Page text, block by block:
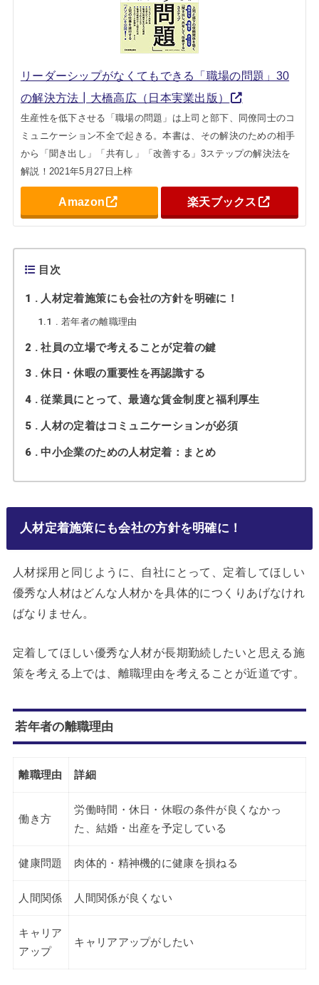
リーダーシップがなくてもできる「職場の問題」30
の解決方法┃大橋高広（日本実業出版）
生産性を低下させる「職場の問題」は上司と部下、同僚同士のコ
ミュニケーション不全で起きる。本書は、その解決のための相手
から「聞き出し」「共有し」「改善する」3ステップの解決法を
解説！2021年5月27日上梓
Amazon 楽天ブックス
目次
1 人材定着施策にも会社の方針を明確に！
1.1 若年者の離職理由
2 社員の立場で考えることが定着の鍵
3 休日・休暇の重要性を再認識する
4 従業員にとって、最適な賃金制度と福利厚生
5 人材の定着はコミュニケーションが必須
6 中小企業のための人材定着：まとめ
人材定着施策にも会社の方針を明確に！
人材採用と同じように、自社にとって、定着してほしい
優秀な人材はどんな人材かを具体的につくりあげなけれ
ばなりません。
定着してほしい優秀な人材が長期勤続したいと思える施
策を考える上では、離職理由を考えることが近道です。
若年者の離職理由
離職理由 詳細
働き方
労働時間・休日・休暇の条件が良くなかっ
た、結婚・出産を予定している
健康問題 肉体的・精神機的に健康を損ねる
人間関係 人間関係が良くない
キャリア
アップ
キャリアアップがしたい